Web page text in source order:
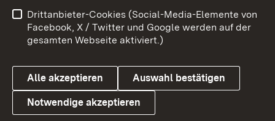
Link zum Landesportal
Barrierefreiheit
Datenschutz
Cookies
Drittanbieter-Cookies (Social-Media-Elemente von
Facebook, X / Twitter und Google werden auf der
gesamten Webseite aktiviert.)
Alle akzeptieren Auswahl bestätigen
Notwendige akzeptieren